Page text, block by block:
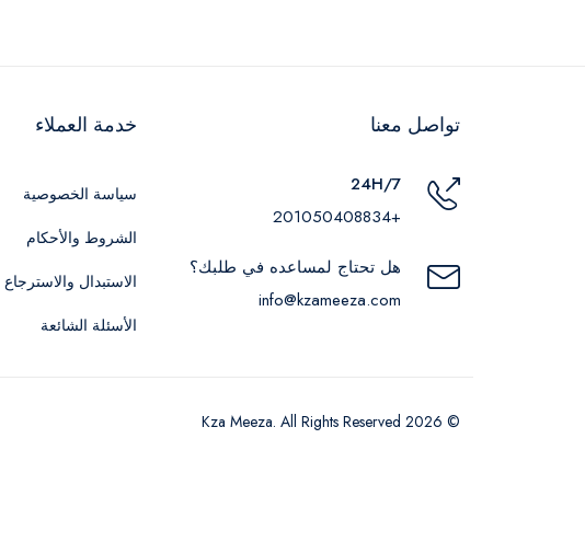
تواصل معنا
24H/7
+201050408834
هل تحتاج لمساعده في طلبك؟
info@kzameeza.com
خدمة العملاء
سياسة الخصوصية
الشروط والأحكام
الاستبدال والاسترجاع
الأسئلة الشائعة
© 2026 Kza Meeza. All Rights Reserved